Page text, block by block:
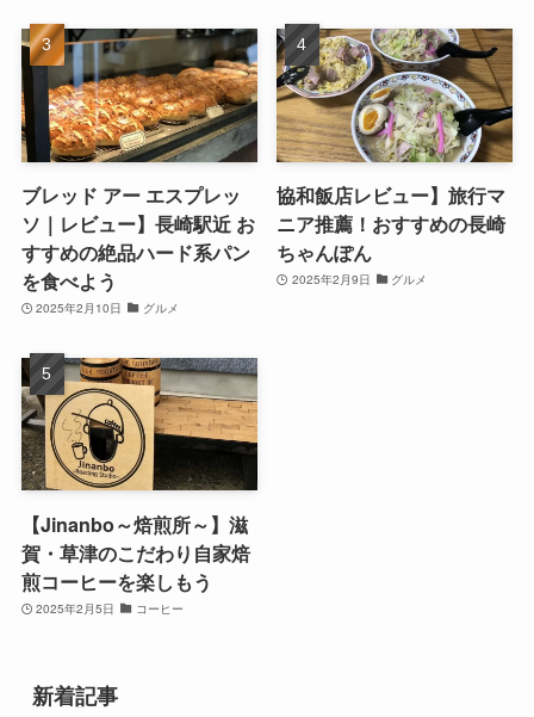
ブレッド アー エスプレッ
ソ｜レビュー】長崎駅近 お
すすめの絶品ハード系パン
を食べよう
2025年2月10日 グルメ
協和飯店レビュー】旅行マ
ニア推薦！おすすめの長崎
ちゃんぽん
2025年2月9日 グルメ
【Jinanbo～焙煎所～】滋
賀・草津のこだわり自家焙
煎コーヒーを楽しもう
2025年2月5日 コーヒー
新着記事